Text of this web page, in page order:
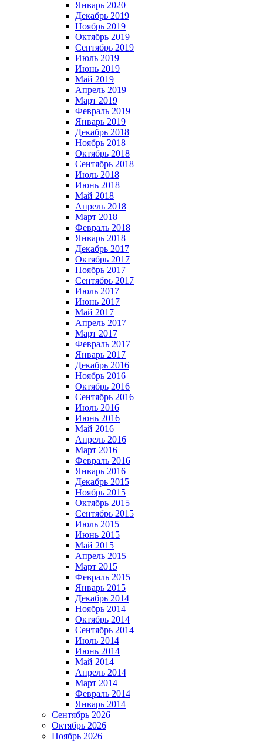
Январь 2020
Декабрь 2019
Ноябрь 2019
Октябрь 2019
Сентябрь 2019
Июль 2019
Июнь 2019
Май 2019
Апрель 2019
Март 2019
Февраль 2019
Январь 2019
Декабрь 2018
Ноябрь 2018
Октябрь 2018
Сентябрь 2018
Июль 2018
Июнь 2018
Май 2018
Апрель 2018
Март 2018
Февраль 2018
Январь 2018
Декабрь 2017
Октябрь 2017
Ноябрь 2017
Сентябрь 2017
Июль 2017
Июнь 2017
Май 2017
Апрель 2017
Март 2017
Февраль 2017
Январь 2017
Декабрь 2016
Ноябрь 2016
Октябрь 2016
Сентябрь 2016
Июль 2016
Июнь 2016
Май 2016
Апрель 2016
Март 2016
Февраль 2016
Январь 2016
Декабрь 2015
Ноябрь 2015
Октябрь 2015
Сентябрь 2015
Июль 2015
Июнь 2015
Май 2015
Апрель 2015
Март 2015
Февраль 2015
Январь 2015
Декабрь 2014
Ноябрь 2014
Октябрь 2014
Сентябрь 2014
Июль 2014
Июнь 2014
Май 2014
Апрель 2014
Март 2014
Февраль 2014
Январь 2014
Сентябрь 2026
Октябрь 2026
Ноябрь 2026